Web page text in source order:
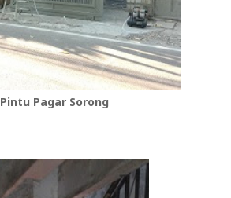
Pintu Pagar Sorong